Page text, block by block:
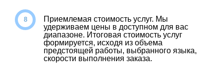
Приемлемая стоимость услуг. Мы
удерживаем цены в доступном для вас
диапазоне. Итоговая стоимость услуг
формируется, исходя из объема
предстоящей работы, выбранного языка,
скорости выполнения заказа.